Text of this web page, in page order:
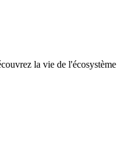
la vie de l'écosystème